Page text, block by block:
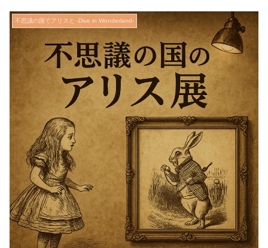
不思議の国でアリスと -Dive in Wonderland-